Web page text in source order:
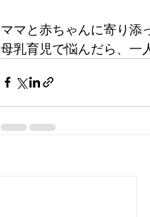
ママと赤ちゃんに寄り添
母乳育児で悩んだら、一